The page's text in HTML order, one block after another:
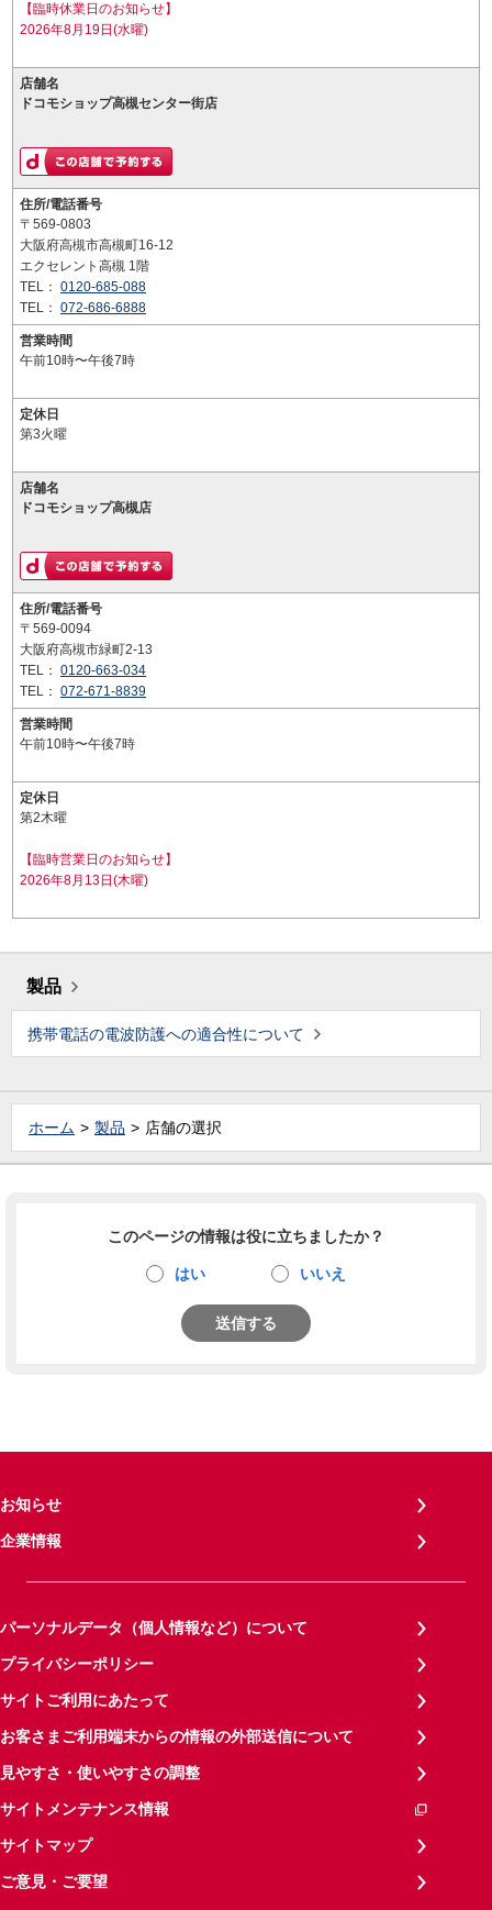
【臨時休業日のお知らせ】
2026年8月19日(水曜)
店舗名
ドコモショップ高槻センター街店
住所/電話番号
〒569-0803
大阪府高槻市高槻町16-12
エクセレント高槻 1階
TEL： 0120-685-088
TEL： 072-686-6888
営業時間
午前10時〜午後7時
定休日
第3火曜
店舗名
ドコモショップ高槻店
住所/電話番号
〒569-0094
大阪府高槻市緑町2-13
TEL： 0120-663-034
TEL： 072-671-8839
営業時間
午前10時〜午後7時
定休日
第2木曜
【臨時営業日のお知らせ】
2026年8月13日(木曜)
製品
携帯電話の電波防護への適合性について
ホーム 製品 店舗の選択
このページの情報は役に立ちましたか？
はい いいえ
送信する
お知らせ
企業情報
パーソナルデータ（個人情報など）について
プライバシーポリシー
サイトご利用にあたって
お客さまご利用端末からの情報の外部送信について
見やすさ・使いやすさの調整
サイトメンテナンス情報
サイトマップ
ご意見・ご要望